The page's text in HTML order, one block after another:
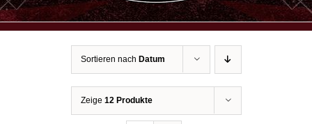
Sortieren nach Datum
Zeige 12 Produkte